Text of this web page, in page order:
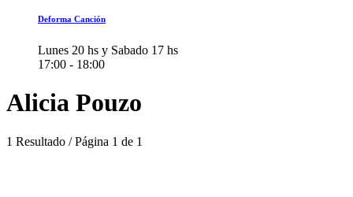
Deforma Canción
Lunes 20 hs y Sabado 17 hs
17:00 - 18:00
Alicia Pouzo
1 Resultado / Página 1 de 1